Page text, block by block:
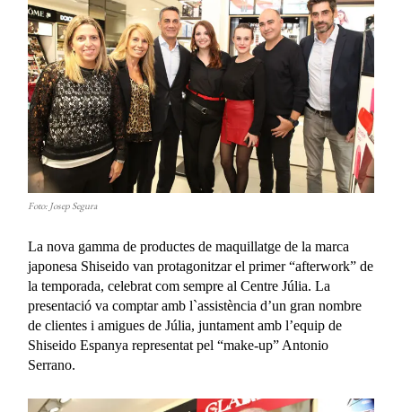
Foto: Josep Segura
La nova gamma de productes de maquillatge de la marca
japonesa Shiseido van protagonitzar el primer “afterwork” de
la temporada, celebrat com sempre al Centre Júlia. La
presentació va comptar amb l`assistència d’un gran nombre
de clientes i amigues de Júlia, juntament amb l’equip de
Shiseido Espanya representat pel “make-up” Antonio
Serrano.